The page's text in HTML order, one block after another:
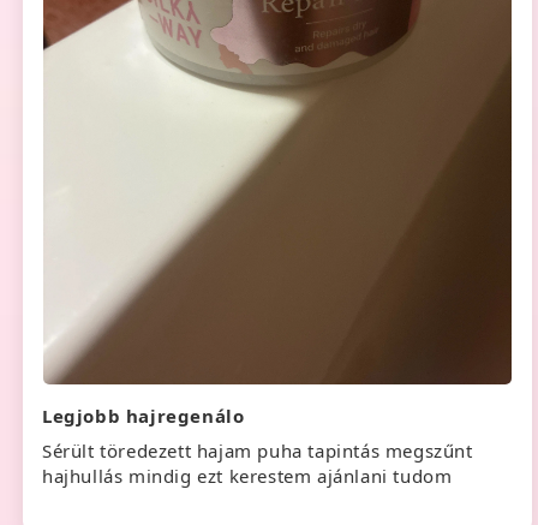
Legjobb hajregenálo
Sérült töredezett hajam puha tapintás megszűnt
hajhullás mindig ezt kerestem ajánlani tudom